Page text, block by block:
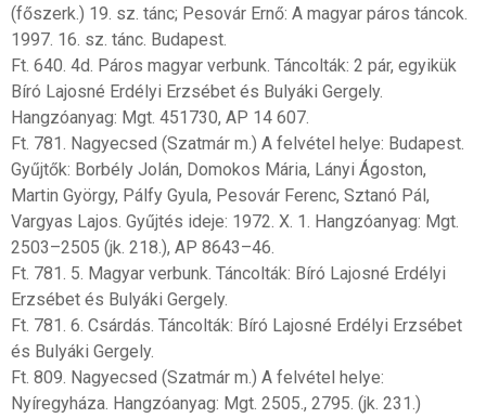
(főszerk.) 19. sz. tánc; Pesovár Ernő: A magyar páros táncok.
1997. 16. sz. tánc. Budapest.
Ft. 640. 4d. Páros magyar verbunk. Táncolták: 2 pár, egyikük
Bíró Lajosné Erdélyi Erzsébet és Bulyáki Gergely.
Hangzóanyag: Mgt. 451730, AP 14 607.
Ft. 781. Nagyecsed (Szatmár m.) A felvétel helye: Budapest.
Gyűjtők: Borbély Jolán, Domokos Mária, Lányi Ágoston,
Martin György, Pálfy Gyula, Pesovár Ferenc, Sztanó Pál,
Vargyas Lajos. Gyűjtés ideje: 1972. X. 1. Hangzóanyag: Mgt.
2503–2505 (jk. 218.), AP 8643–46.
Ft. 781. 5. Magyar verbunk. Táncolták: Bíró Lajosné Erdélyi
Erzsébet és Bulyáki Gergely.
Ft. 781. 6. Csárdás. Táncolták: Bíró Lajosné Erdélyi Erzsébet
és Bulyáki Gergely.
Ft. 809. Nagyecsed (Szatmár m.) A felvétel helye:
Nyíregyháza. Hangzóanyag: Mgt. 2505., 2795. (jk. 231.)